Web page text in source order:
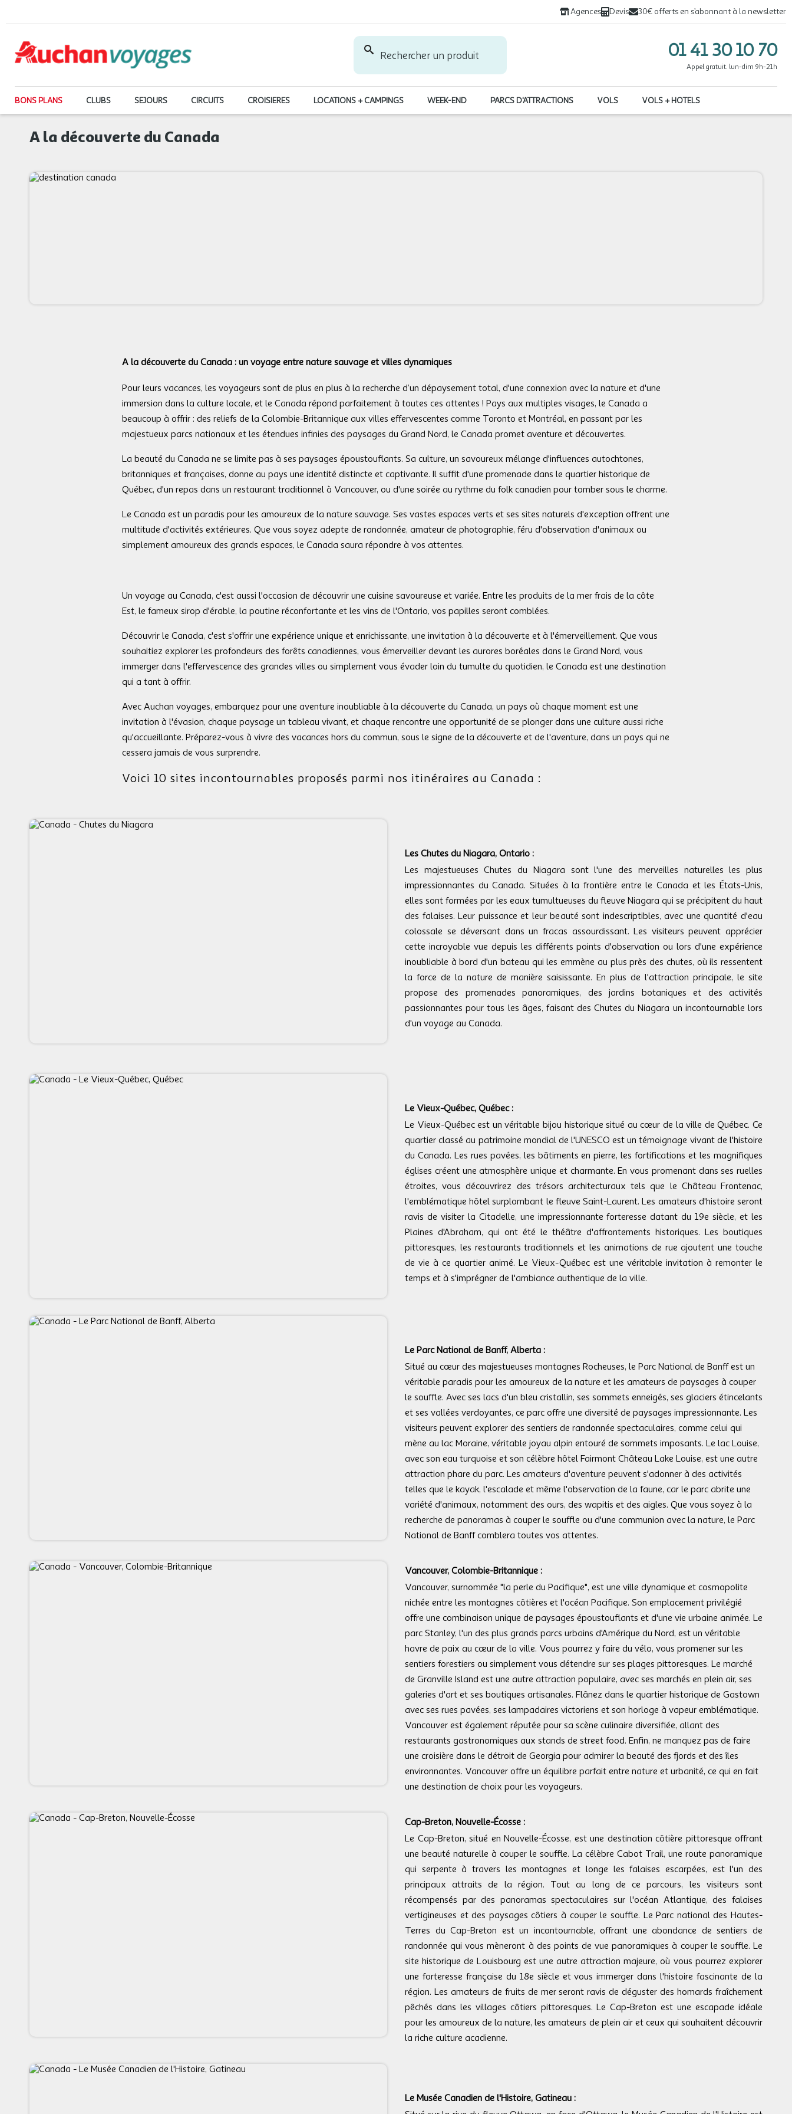
Agences Devis 30€ offerts en s’abonnant à la newsletter
Rechercher un produit 01 41 30 10 70
Appel gratuit. lun-dim 9h-21h
BONS PLANS CLUBS SEJOURS CIRCUITS CROISIERES LOCATIONS + CAMPINGS WEEK-END PARCS D'ATTRACTIONS VOLS VOLS + HOTELS
A la découverte du Canada
A la découverte du Canada : un voyage entre nature sauvage et villes dynamiques
Pour leurs vacances, les voyageurs sont de plus en plus à la recherche d’un dépaysement total, d'une connexion avec la nature et d'une
immersion dans la culture locale, et le Canada répond parfaitement à toutes ces attentes ! Pays aux multiples visages, le Canada a
beaucoup à offrir : des reliefs de la Colombie-Britannique aux villes effervescentes comme Toronto et Montréal, en passant par les
majestueux parcs nationaux et les étendues infinies des paysages du Grand Nord, le Canada promet aventure et découvertes.
La beauté du Canada ne se limite pas à ses paysages époustouflants. Sa culture, un savoureux mélange d'influences autochtones,
britanniques et françaises, donne au pays une identité distincte et captivante. Il suffit d'une promenade dans le quartier historique de
Québec, d'un repas dans un restaurant traditionnel à Vancouver, ou d'une soirée au rythme du folk canadien pour tomber sous le charme.
Le Canada est un paradis pour les amoureux de la nature sauvage. Ses vastes espaces verts et ses sites naturels d'exception offrent une
multitude d'activités extérieures. Que vous soyez adepte de randonnée, amateur de photographie, féru d'observation d'animaux ou
simplement amoureux des grands espaces, le Canada saura répondre à vos attentes.
Un voyage au Canada, c'est aussi l'occasion de découvrir une cuisine savoureuse et variée. Entre les produits de la mer frais de la côte
Est, le fameux sirop d'érable, la poutine réconfortante et les vins de l'Ontario, vos papilles seront comblées.
Découvrir le Canada, c'est s'offrir une expérience unique et enrichissante, une invitation à la découverte et à l'émerveillement. Que vous
souhaitiez explorer les profondeurs des forêts canadiennes, vous émerveiller devant les aurores boréales dans le Grand Nord, vous
immerger dans l'effervescence des grandes villes ou simplement vous évader loin du tumulte du quotidien, le Canada est une destination
qui a tant à offrir.
Avec Auchan voyages, embarquez pour une aventure inoubliable à la découverte du Canada, un pays où chaque moment est une
invitation à l'évasion, chaque paysage un tableau vivant, et chaque rencontre une opportunité de se plonger dans une culture aussi riche
qu'accueillante. Préparez-vous à vivre des vacances hors du commun, sous le signe de la découverte et de l'aventure, dans un pays qui ne
cessera jamais de vous surprendre.
Voici 10 sites incontournables proposés parmi nos itinéraires au Canada :
Les Chutes du Niagara, Ontario :
Les majestueuses Chutes du Niagara sont l'une des merveilles naturelles les plus
impressionnantes du Canada. Situées à la frontière entre le Canada et les États-Unis,
elles sont formées par les eaux tumultueuses du fleuve Niagara qui se précipitent du haut
des falaises. Leur puissance et leur beauté sont indescriptibles, avec une quantité d'eau
colossale se déversant dans un fracas assourdissant. Les visiteurs peuvent apprécier
cette incroyable vue depuis les différents points d'observation ou lors d'une expérience
inoubliable à bord d'un bateau qui les emmène au plus près des chutes, où ils ressentent
la force de la nature de manière saisissante. En plus de l'attraction principale, le site
propose des promenades panoramiques, des jardins botaniques et des activités
passionnantes pour tous les âges, faisant des Chutes du Niagara un incontournable lors
d'un voyage au Canada.
Le Vieux-Québec, Québec :
Le Vieux-Québec est un véritable bijou historique situé au cœur de la ville de Québec. Ce
quartier classé au patrimoine mondial de l'UNESCO est un témoignage vivant de l'histoire
du Canada. Les rues pavées, les bâtiments en pierre, les fortifications et les magnifiques
églises créent une atmosphère unique et charmante. En vous promenant dans ses ruelles
étroites, vous découvrirez des trésors architecturaux tels que le Château Frontenac,
l'emblématique hôtel surplombant le fleuve Saint-Laurent. Les amateurs d'histoire seront
ravis de visiter la Citadelle, une impressionnante forteresse datant du 19e siècle, et les
Plaines d'Abraham, qui ont été le théâtre d'affrontements historiques. Les boutiques
pittoresques, les restaurants traditionnels et les animations de rue ajoutent une touche
de vie à ce quartier animé. Le Vieux-Québec est une véritable invitation à remonter le
temps et à s'imprégner de l'ambiance authentique de la ville.
Le Parc National de Banff, Alberta :
Situé au cœur des majestueuses montagnes Rocheuses, le Parc National de Banff est un
véritable paradis pour les amoureux de la nature et les amateurs de paysages à couper
le souffle. Avec ses lacs d'un bleu cristallin, ses sommets enneigés, ses glaciers étincelants
et ses vallées verdoyantes, ce parc offre une diversité de paysages impressionnante. Les
visiteurs peuvent explorer des sentiers de randonnée spectaculaires, comme celui qui
mène au lac Moraine, véritable joyau alpin entouré de sommets imposants. Le lac Louise,
avec son eau turquoise et son célèbre hôtel Fairmont Château Lake Louise, est une autre
attraction phare du parc. Les amateurs d'aventure peuvent s'adonner à des activités
telles que le kayak, l'escalade et même l'observation de la faune, car le parc abrite une
variété d'animaux, notamment des ours, des wapitis et des aigles. Que vous soyez à la
recherche de panoramas à couper le souffle ou d'une communion avec la nature, le Parc
National de Banff comblera toutes vos attentes.
Vancouver, Colombie-Britannique :
Vancouver, surnommée "la perle du Pacifique", est une ville dynamique et cosmopolite
nichée entre les montagnes côtières et l'océan Pacifique. Son emplacement privilégié
offre une combinaison unique de paysages époustouflants et d'une vie urbaine animée. Le
parc Stanley, l'un des plus grands parcs urbains d'Amérique du Nord, est un véritable
havre de paix au cœur de la ville. Vous pourrez y faire du vélo, vous promener sur les
sentiers forestiers ou simplement vous détendre sur ses plages pittoresques. Le marché
de Granville Island est une autre attraction populaire, avec ses marchés en plein air, ses
galeries d'art et ses boutiques artisanales. Flânez dans le quartier historique de Gastown
avec ses rues pavées, ses lampadaires victoriens et son horloge à vapeur emblématique.
Vancouver est également réputée pour sa scène culinaire diversifiée, allant des
restaurants gastronomiques aux stands de street food. Enfin, ne manquez pas de faire
une croisière dans le détroit de Georgia pour admirer la beauté des fjords et des îles
environnantes. Vancouver offre un équilibre parfait entre nature et urbanité, ce qui en fait
une destination de choix pour les voyageurs.
Cap-Breton, Nouvelle-Écosse :
Le Cap-Breton, situé en Nouvelle-Écosse, est une destination côtière pittoresque offrant
une beauté naturelle à couper le souffle. La célèbre Cabot Trail, une route panoramique
qui serpente à travers les montagnes et longe les falaises escarpées, est l'un des
principaux attraits de la région. Tout au long de ce parcours, les visiteurs sont
récompensés par des panoramas spectaculaires sur l'océan Atlantique, des falaises
vertigineuses et des paysages côtiers à couper le souffle. Le Parc national des Hautes-
Terres du Cap-Breton est un incontournable, offrant une abondance de sentiers de
randonnée qui vous mèneront à des points de vue panoramiques à couper le souffle. Le
site historique de Louisbourg est une autre attraction majeure, où vous pourrez explorer
une forteresse française du 18e siècle et vous immerger dans l'histoire fascinante de la
région. Les amateurs de fruits de mer seront ravis de déguster des homards fraîchement
pêchés dans les villages côtiers pittoresques. Le Cap-Breton est une escapade idéale
pour les amoureux de la nature, les amateurs de plein air et ceux qui souhaitent découvrir
la riche culture acadienne.
Le Musée Canadien de l'Histoire, Gatineau :